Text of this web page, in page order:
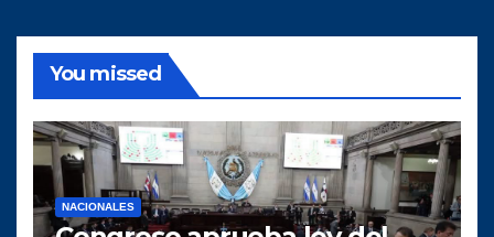
You missed
NACIONALES